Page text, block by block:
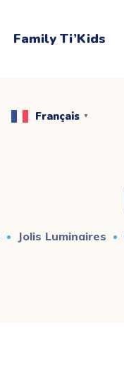
Family Ti’Kids
Français ▼
Français ▼
Jolis Luminaires